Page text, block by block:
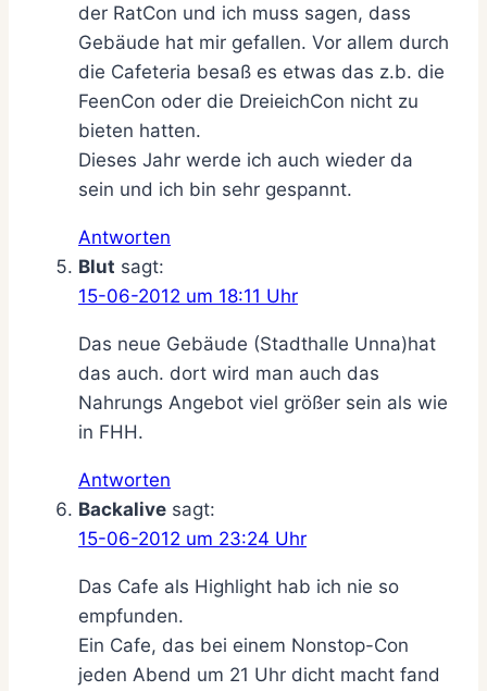
der RatCon und ich muss sagen, dass
Gebäude hat mir gefallen. Vor allem durch
die Cafeteria besaß es etwas das z.b. die
FeenCon oder die DreieichCon nicht zu
bieten hatten.
Dieses Jahr werde ich auch wieder da
sein und ich bin sehr gespannt.
Antworten
Blut sagt:
15-06-2012 um 18:11 Uhr
Das neue Gebäude (Stadthalle Unna)hat
das auch. dort wird man auch das
Nahrungs Angebot viel größer sein als wie
in FHH.
Antworten
Backalive sagt:
15-06-2012 um 23:24 Uhr
Das Cafe als Highlight hab ich nie so
empfunden.
Ein Cafe, das bei einem Nonstop-Con
jeden Abend um 21 Uhr dicht macht fand